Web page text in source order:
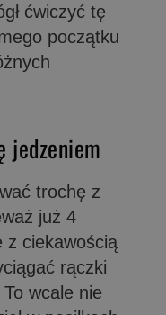
ćwiczyć tę
początku
jedzeniem
trochę z
już 4
z ciekawością
rączki
wcale nie